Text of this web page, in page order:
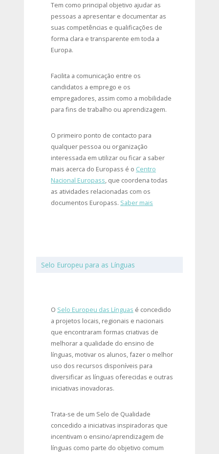
Tem como principal objetivo ajudar as
pessoas a apresentar e documentar as
suas competências e qualificações de
forma clara e transparente em toda a
Europa.
Facilita a comunicação entre os
candidatos a emprego e os
empregadores, assim como a mobilidade
para fins de trabalho ou aprendizagem.
O primeiro ponto de contacto para
qualquer pessoa ou organização
interessada em utilizar ou ficar a saber
mais acerca do Europass é o Centro
Nacional Europass, que coordena todas
as atividades relacionadas com os
documentos Europass. Saber mais
Selo Europeu para as Línguas
O Selo Europeu das Línguas é concedido
a projetos locais, regionais e nacionais
que encontraram formas criativas de
melhorar a qualidade do ensino de
línguas, motivar os alunos, fazer o melhor
uso dos recursos disponíveis para
diversificar as línguas oferecidas e outras
iniciativas inovadoras.
​Trata-se de um Selo de Qualidade
concedido a iniciativas inspiradoras que
incentivam o ensino/aprendizagem de
línguas como parte do objetivo comum